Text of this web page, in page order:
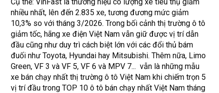
nhiều nhất, lên đến 2.835 xe, tương đương mức giảm
10,3% so với tháng 3/2026. Trong bối cảnh thị trường ô tô
giảm tốc, hãng xe điện Việt Nam vẫn giữ được vị trí dẫn
đầu cũng như duy trì cách biệt lớn với các đổi thủ bám
đuối như Toyota, Hyundai hay Mitsubishi. Thêm nữa, Limo
Green, VF 3 và VF 5, VF 6 và MPV 7... vẫn là những mẫu
xe bán chạy nhất thị trường ô tô Việt Nam khi chiếm trọn 5
vị trí đầu trong TOP 10 ô tô bán chạy nhất Việt Nam tháng